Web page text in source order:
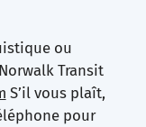
ou
Transit
S’il vous plaît,
pour